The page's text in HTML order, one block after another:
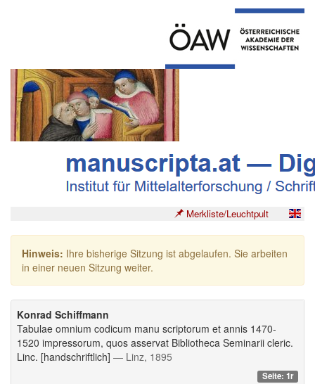
Merkliste/Leuchtpult
Hinweis: Ihre bisherige Sitzung ist abgelaufen. Sie arbeiten
in einer neuen Sitzung weiter.
Konrad Schiffmann
Tabulae omnium codicum manu scriptorum et annis 1470-
1520 impressorum, quos asservat Bibliotheca Seminarii cleric.
Linc. [handschriftlich] — Linz, 1895
Seite: 1r